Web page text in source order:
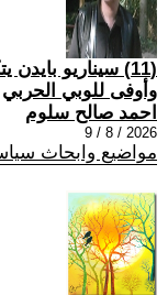
(11) سيناريو
وأوفى للوبي الحربي
احمد صالح سلوم
2026 / 8 / 9
مواضيع وابحاث